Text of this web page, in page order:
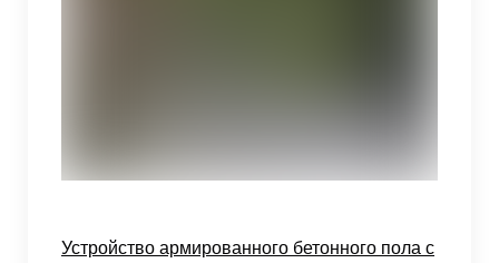
Устройство армированного бетонного пола с